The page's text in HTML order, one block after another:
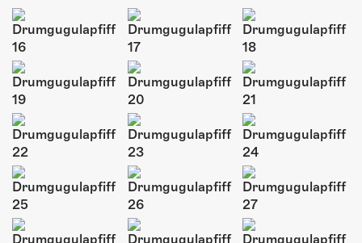
SHOP
MITMACHEN